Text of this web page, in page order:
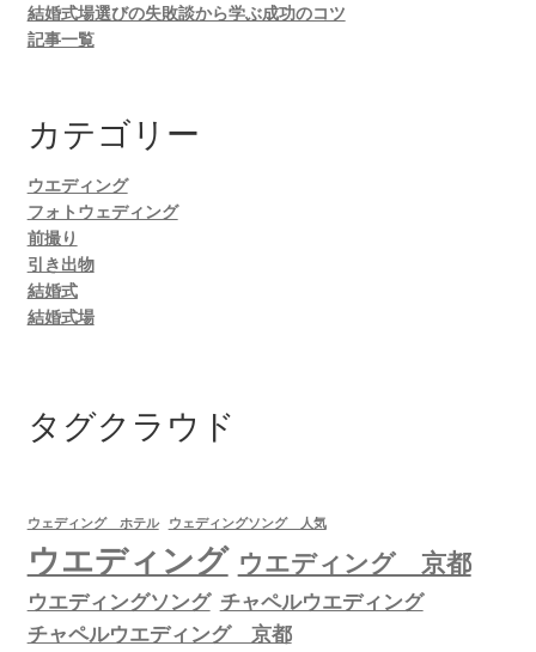
結婚式場選びの失敗談から学ぶ成功のコツ
記事一覧
カテゴリー
ウエディング
フォトウェディング
前撮り
引き出物
結婚式
結婚式場
タグクラウド
ウェディング ホテル ウェディングソング 人気
ウエディング ウエディング 京都
ウエディングソング チャペルウエディング
チャペルウエディング 京都